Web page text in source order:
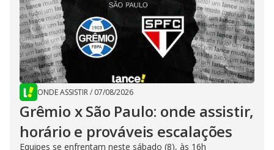
ONDE ASSISTIR/ 07/08/2026
Grêmio x São Paulo: onde assistir,
horário e prováveis escalações
Equipes se enfrentam neste sábado (8), às 16h